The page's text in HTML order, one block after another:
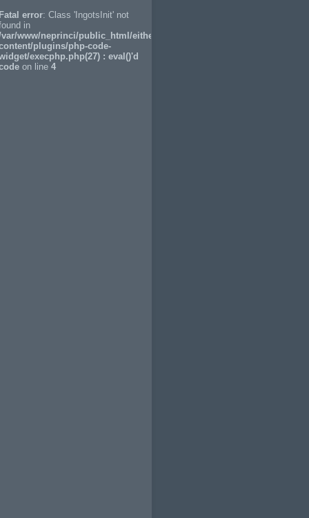
error: Class 'IngotsInit' not
in
www/neprinci/public_html/either.ru/wp-
plugins/php-code-
execphp.php(27) : eval()'d
on line 4